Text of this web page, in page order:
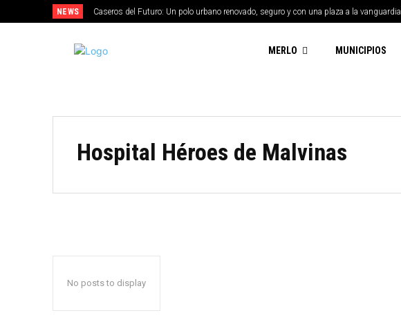
NEWS Caseros del Futuro: Un polo urbano renovado, seguro y con una plaza a la vanguardia
MERLO MUNICIPIOS
Hospital Héroes de Malvinas
No posts to display